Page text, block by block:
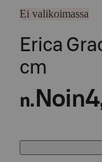
Ei valikoimassa
Erica
cm
n. Noin